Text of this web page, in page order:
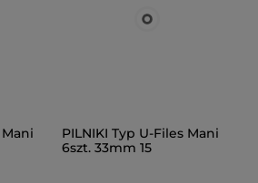
PILNIKI Typ U-Files Mani
6szt. 33mm 15